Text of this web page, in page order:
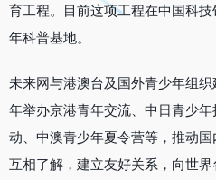
育工程。目前这项工程在中国科
年科普基地。
未来网与港澳台及国外青少年组
年举办京港青年交流、中日青少
动、中澳青少年夏令营等，推动
互相了解，建立友好关系，向世